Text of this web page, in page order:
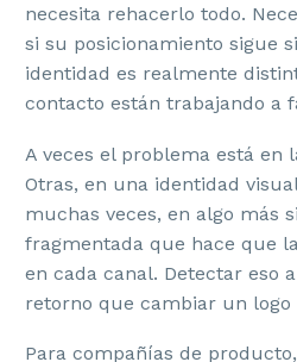
necesita rehacerlo todo.
si su posicionamiento sigue
identidad es realmente
contacto están trabajando a
A veces el problema está en
Otras, en una identidad
muchas veces, en algo más
fragmentada que hace que
en cada canal. Detectar eso
retorno que cambiar un
Para compañías de